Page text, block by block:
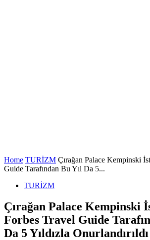
Home TURİZM Çırağan Palace Kempinski
Guide Tarafından Bu Yıl Da 5...
TURİZM
Çırağan Palace Kempinski
Forbes Travel Guide
Da 5 Yıldızla Onurlandırıldı